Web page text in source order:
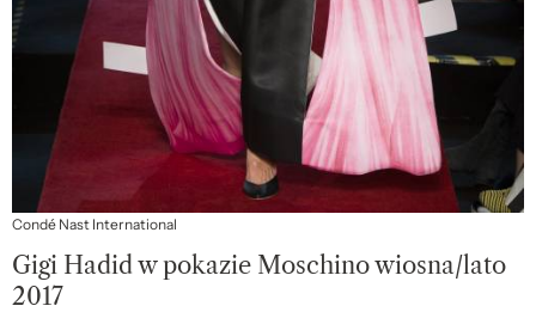
Condé Nast International
Gigi Hadid w pokazie Moschino wiosna/lato
2017